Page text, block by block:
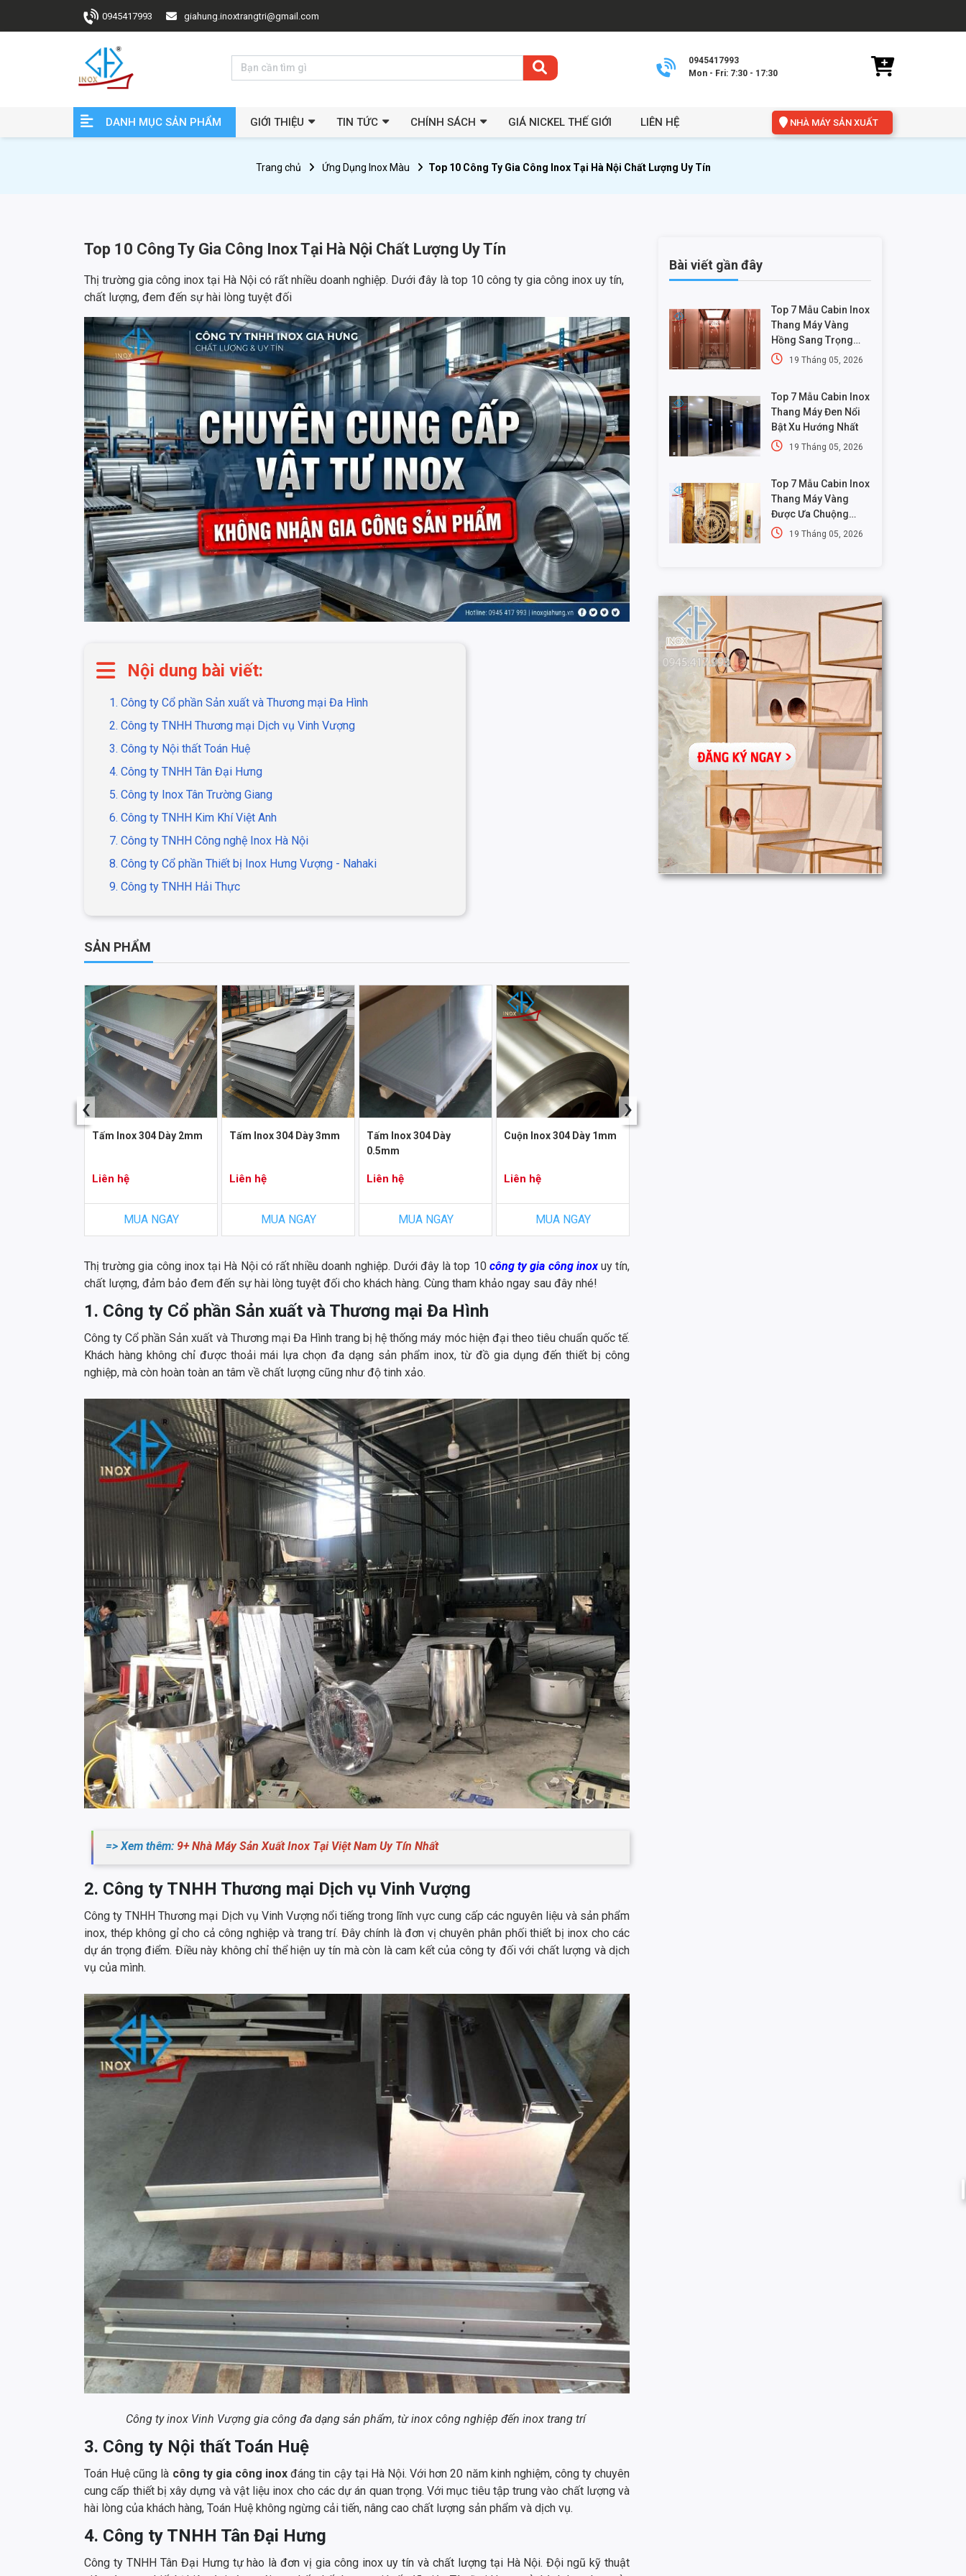
0945417993 giahung.inoxtrangtri@gmail.com
0945417993
Mon - Fri: 7:30 - 17:30
DANH MỤC SẢN PHẨM GIỚI THIỆU TIN TỨC CHÍNH SÁCH GIÁ NICKEL THẾ GIỚI LIÊN HỆ NHÀ MÁY SẢN XUẤT
Trang chủ Ứng Dụng Inox Màu Top 10 Công Ty Gia Công Inox Tại Hà Nội Chất Lượng Uy Tín
Top 10 Công Ty Gia Công Inox Tại Hà Nội Chất Lượng Uy Tín
Thị trường gia công inox tại Hà Nội có rất nhiều doanh nghiệp. Dưới đây là top 10 công ty gia công inox uy tín,
chất lượng, đem đến sự hài lòng tuyệt đối
Nội dung bài viết:
1. Công ty Cổ phần Sản xuất và Thương mại Đa Hình
2. Công ty TNHH Thương mại Dịch vụ Vinh Vượng
3. Công ty Nội thất Toán Huệ
4. Công ty TNHH Tân Đại Hưng
5. Công ty Inox Tân Trường Giang
6. Công ty TNHH Kim Khí Việt Anh
7. Công ty TNHH Công nghệ Inox Hà Nội
8. Công ty Cổ phần Thiết bị Inox Hưng Vượng - Nahaki
9. Công ty TNHH Hải Thực
SẢN PHẨM
Tấm Inox 304 Dày 2mm
Liên hệ
MUA NGAY
Tấm Inox 304 Dày 3mm
Liên hệ
MUA NGAY
Tấm Inox 304 Dày
0.5mm
Liên hệ
MUA NGAY
Cuộn Inox 304 Dày 1mm
Liên hệ
MUA NGAY
‹ ›
Thị trường gia công inox tại Hà Nội có rất nhiều doanh nghiệp. Dưới đây là top 10 công ty gia công inoxuy tín,
chất lượng, đảm bảo đem đến sự hài lòng tuyệt đối cho khách hàng. Cùng tham khảo ngay sau đây nhé!
1. Công ty Cổ phần Sản xuất và Thương mại Đa Hình
Công ty Cổ phần Sản xuất và Thương mại Đa Hình trang bị hệ thống máy móc hiện đại theo tiêu chuẩn quốc tế.
Khách hàng không chỉ được thoải mái lựa chọn đa dạng sản phẩm inox, từ đồ gia dụng đến thiết bị công
nghiệp, mà còn hoàn toàn an tâm về chất lượng cũng như độ tinh xảo.
=> Xem thêm: 9+ Nhà Máy Sản Xuất Inox Tại Việt Nam Uy Tín Nhất
2. Công ty TNHH Thương mại Dịch vụ Vinh Vượng
Công ty TNHH Thương mại Dịch vụ Vinh Vượng nổi tiếng trong lĩnh vực cung cấp các nguyên liệu và sản phẩm
inox, thép không gỉ cho cả công nghiệp và trang trí. Đây chính là đơn vị chuyên phân phối thiết bị inox cho các
dự án trọng điểm. Điều này không chỉ thể hiện uy tín mà còn là cam kết của công ty đối với chất lượng và dịch
vụ của mình.
Công ty inox Vinh Vượng gia công đa dạng sản phẩm, từ inox công nghiệp đến inox trang trí
3. Công ty Nội thất Toán Huệ
Toán Huệ cũng là công ty gia công inox đáng tin cậy tại Hà Nội. Với hơn 20 năm kinh nghiệm, công ty chuyên
cung cấp thiết bị xây dựng và vật liệu inox cho các dự án quan trọng. Với mục tiêu tập trung vào chất lượng và
hài lòng của khách hàng, Toán Huệ không ngừng cải tiến, nâng cao chất lượng sản phẩm và dịch vụ.
4. Công ty TNHH Tân Đại Hưng
Công ty TNHH Tân Đại Hưng tự hào là đơn vị gia công inox uy tín và chất lượng tại Hà Nội. Đội ngũ kỹ thuật
Bài viết gần đây
Top 7 Mẫu Cabin Inox
Thang Máy Vàng
Hồng Sang Trọng
Nhất19 Tháng 05, 2026
Top 7 Mẫu Cabin Inox
Thang Máy Đen Nổi
Bật Xu Hướng Nhất
19 Tháng 05, 2026
Top 7 Mẫu Cabin Inox
Thang Máy Vàng
Được Ưa Chuộng
Nhất19 Tháng 05, 2026